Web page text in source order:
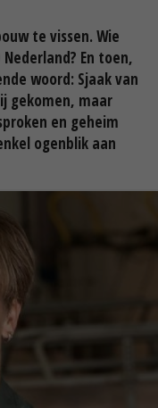
te vissen. Wie
En toen,
woord: Sjaak van
gekomen, maar
en geheim
ogenblik aan